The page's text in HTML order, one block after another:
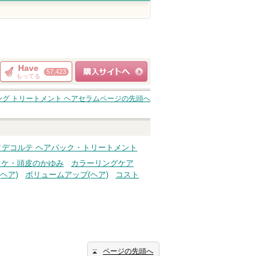
Have
もってる
57,423
ショッピングサイト
へ
トリートメント ヘアセラムページの先頭へ
デコルテ ヘアパック・トリートメント
ケ・頭皮のかゆみ
カラーリングケア
ア) ボリュームアップ(ヘア)
コスト
ページの先頭へ